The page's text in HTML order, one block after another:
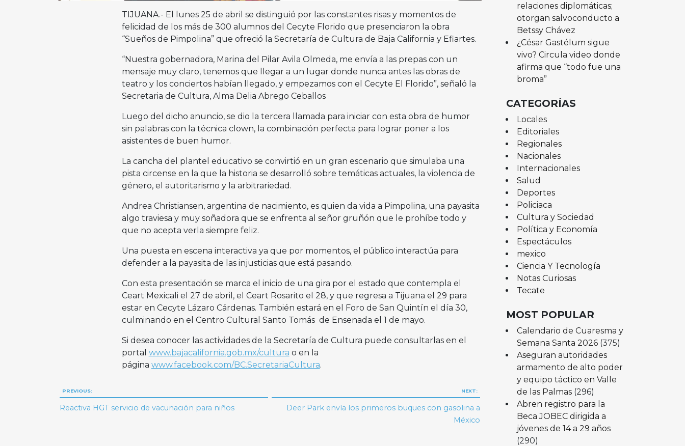
TIJUANA.- El lunes 25 de abril se distinguió por las constantes risas y momentos de
felicidad de los más de 300 alumnos del Cecyte Florido que presenciaron la obra
“Sueños de Pimpolina” que ofreció la Secretaría de Cultura de Baja California y Efiartes.
“Nuestra gobernadora, Marina del Pilar Avila Olmeda, me envía a las prepas con un
mensaje muy claro, tenemos que llegar a un lugar donde nunca antes las obras de
teatro y los conciertos habían llegado, y empezamos con el Cecyte El Florido”, señaló la
Secretaria de Cultura, Alma Delia Abrego Ceballos
Luego del dicho anuncio, se dio la tercera llamada para iniciar con esta obra de humor
sin palabras con la técnica clown, la combinación perfecta para lograr poner a los
asistentes de buen humor.
La cancha del plantel educativo se convirtió en un gran escenario que simulaba una
pista circense en la que la historia se desarrolló sobre temáticas actuales, la violencia de
género, el autoritarismo y la arbitrariedad.
Andrea Christiansen, argentina de nacimiento, es quien da vida a Pimpolina, una payasita
algo traviesa y muy soñadora que se enfrenta al señor gruñón que le prohíbe todo y
que no acepta verla siempre feliz.
Una puesta en escena interactiva ya que por momentos, el público interactúa para
defender a la payasita de las injusticias que está pasando.
Con esta presentación se marca el inicio de una gira por el estado que contempla el
Ceart Mexicali el 27 de abril, el Ceart Rosarito el 28, y que regresa a Tijuana el 29 para
estar en Cecyte Lázaro Cárdenas. También estará en el Foro de San Quintín el día 30,
culminando en el Centro Cultural Santo Tomás de Ensenada el 1 de mayo.
Si desea conocer las actividades de la Secretaría de Cultura puede consultarlas en el
portal www.bajacalifornia.gob.mx/cultura o en la
página www.facebook.com/BC.SecretariaCultura.
Navegación
de
PREVIOUS:
Reactiva HGT servicio de vacunación para niños
NEXT:
Deer Park envía los primeros buques con gasolina a
México
relaciones diplomáticas;
otorgan salvoconducto a
Betssy Chávez
¿César Gastélum sigue
vivo? Circula video donde
afirma que “todo fue una
broma”
CATEGORÍAS
Locales
Editoriales
Regionales
Nacionales
Internacionales
Salud
Deportes
Policiaca
Cultura y Sociedad
Política y Economía
Espectáculos
mexico
Ciencia Y Tecnología
Notas Curiosas
Tecate
MOST POPULAR
Calendario de Cuaresma y
Semana Santa 2026 (375)
Aseguran autoridades
armamento de alto poder
y equipo táctico en Valle
de las Palmas (296)
Abren registro para la
Beca JOBEC dirigida a
jóvenes de 14 a 29 años
(290)